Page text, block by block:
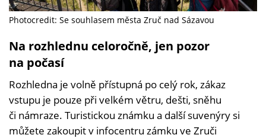
Photocredit: Se souhlasem města Zruč nad Sázavou
Na rozhlednu celoročně, jen pozor
na počasí
Rozhledna je volně přístupná po celý rok, zákaz
vstupu je pouze při velkém větru, dešti, sněhu
či námraze. Turistickou známku a další suvenýry si
můžete zakoupit v infocentru zámku ve Zruči